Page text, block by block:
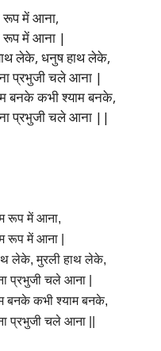
रूप में आना,
रूप में आना |
लेके, धनुष हाथ लेके,
प्रभुजी चले आना |
बनके कभी श्याम बनके,
प्रभुजी चले आना ||
रूप में आना,
रूप में आना |
लेके, मुरली हाथ लेके,
प्रभुजी चले आना |
बनके कभी श्याम बनके,
प्रभुजी चले आना ||